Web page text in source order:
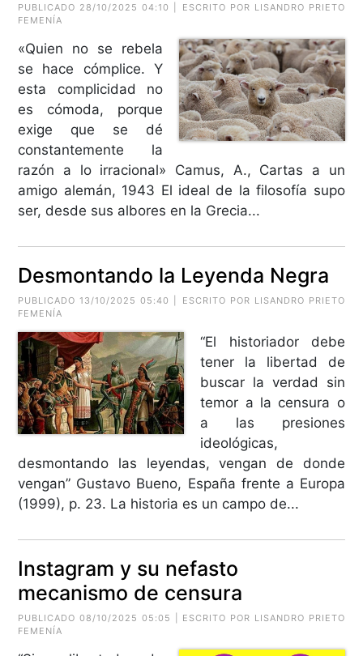
PUBLICADO 28/10/2025 04:10 | ESCRITO POR LISANDRO PRIETO
FEMENÍA
«Quien no se rebela
se hace cómplice. Y
esta complicidad no
es cómoda, porque
exige que se dé
constantemente la
razón a lo irracional» Camus, A., Cartas a un
amigo alemán, 1943 El ideal de la filosofía supo
ser, desde sus albores en la Grecia...
Desmontando la Leyenda Negra
PUBLICADO 13/10/2025 05:40 | ESCRITO POR LISANDRO PRIETO
FEMENÍA
“El historiador debe
tener la libertad de
buscar la verdad sin
temor a la censura o
a las presiones
ideológicas,
desmontando las leyendas, vengan de donde
vengan” Gustavo Bueno, España frente a Europa
(1999), p. 23. La historia es un campo de...
Instagram y su nefasto
mecanismo de censura
PUBLICADO 08/10/2025 05:05 | ESCRITO POR LISANDRO PRIETO
FEMENÍA